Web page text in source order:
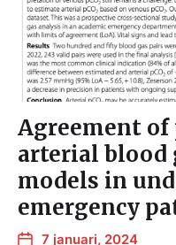
Agreement of
arterial blood
models in
emergency
7 januari, 2024